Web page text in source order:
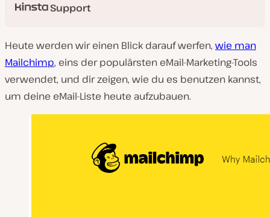
Support
Heute werden wir einen Blick darauf werfen, wie man
Mailchimp, eins der populärsten eMail-Marketing-Tools
verwendet, und dir zeigen, wie du es benutzen kannst,
um deine eMail-Liste heute aufzubauen.